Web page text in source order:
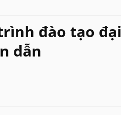
đào tạo đại
dẫn